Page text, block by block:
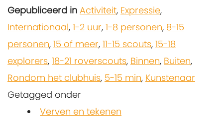
Gepubliceerd in Activiteit, Expressie,
Internationaal, 1-2 uur, 1-8 personen, 8-15
personen, 15 of meer, 11-15 scouts, 15-18
explorers, 18-21 roverscouts, Binnen, Buiten,
Rondom het clubhuis, 5-15 min, Kunstenaar
Getagged onder
Verven en tekenen